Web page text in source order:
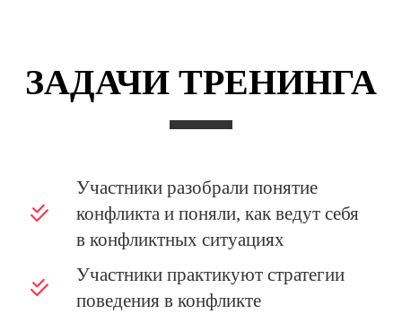
ЗАДАЧИ ТРЕНИНГА
Участники разобрали понятие
конфликта и поняли, как ведут себя
в конфликтных ситуациях
Участники практикуют стратегии
поведения в конфликте